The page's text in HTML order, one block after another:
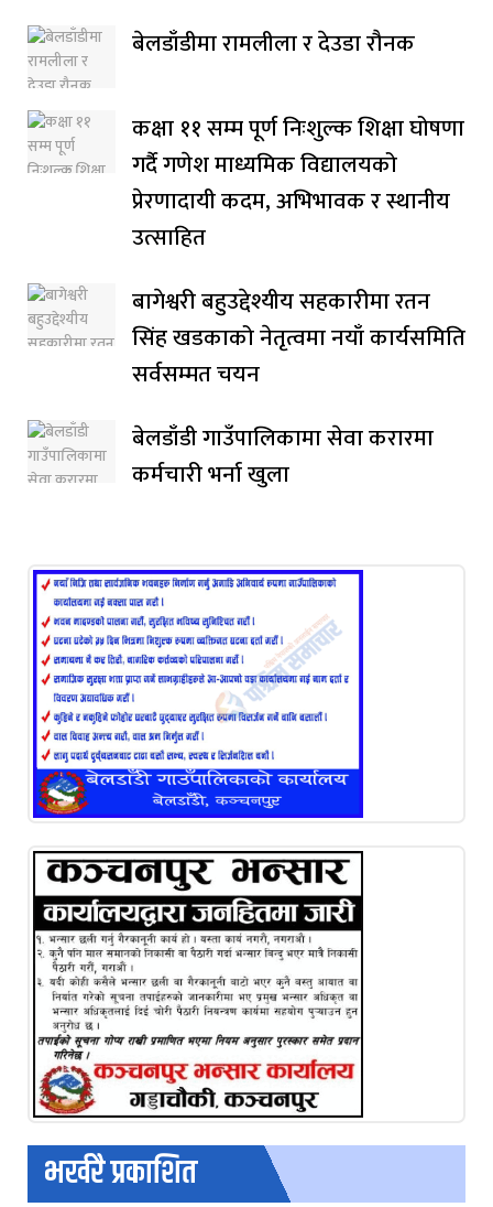
बेलडाँडीमा रामलीला र देउडा रौनक
कक्षा ११ सम्म पूर्ण निःशुल्क शिक्षा घोषणा
गर्दै गणेश माध्यमिक विद्यालयको
प्रेरणादायी कदम, अभिभावक र स्थानीय
उत्साहित
बागेश्वरी बहुउद्देश्यीय सहकारीमा रतन
सिंह खडकाको नेतृत्वमा नयाँ कार्यसमिति
सर्वसम्मत चयन
बेलडाँडी गाउँपालिकामा सेवा करारमा
कर्मचारी भर्ना खुला
भर्खरै प्रकाशित